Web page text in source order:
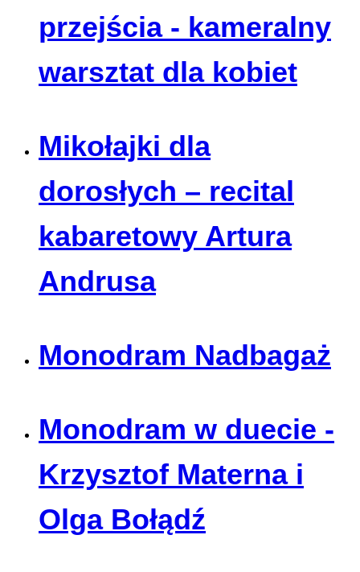
przejścia - kameralny
warsztat dla kobiet
Mikołajki dla
dorosłych – recital
kabaretowy Artura
Andrusa
Monodram Nadbagaż
Monodram w duecie -
Krzysztof Materna i
Olga Bołądź